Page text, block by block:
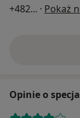
+482... · Pokaż
Opinie o